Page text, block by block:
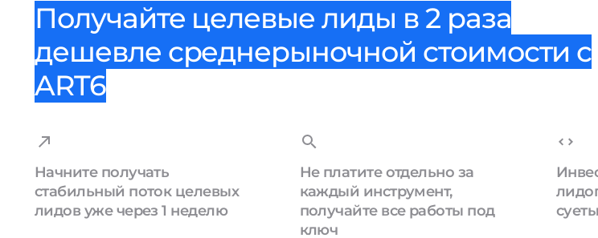
Получайте целевые лиды в 2 раза
дешевле среднерыночной стоимости с
ART6
Начните получать
стабильный поток целевых
лидов уже через 1 неделю
Не платите отдельно за
каждый инструмент,
получайте все работы под
ключ